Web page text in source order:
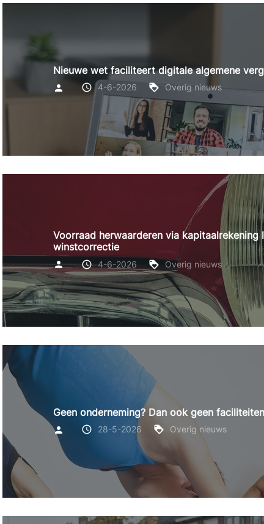
Nieuwe wet faciliteert digitale algemene
4-6-2026 Overig nieuws
Voorraad herwaarderen via kapitaalrekening
winstcorrectie
4-6-2026 Overig nieuws
Geen onderneming? Dan ook geen faciliteiten
28-5-2026 Overig nieuws